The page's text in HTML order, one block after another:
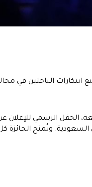
الباحثين في
الرسمي للإعلان عن
الفوزان السعودية. وتُمنح